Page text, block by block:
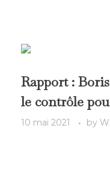
Rapport :
le contrôle
10 mai 2021 by